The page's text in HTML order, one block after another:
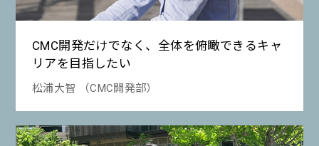
CMC開発だけでなく、全体を俯瞰できるキャ
リアを目指したい
松浦大智 （CMC開発部）